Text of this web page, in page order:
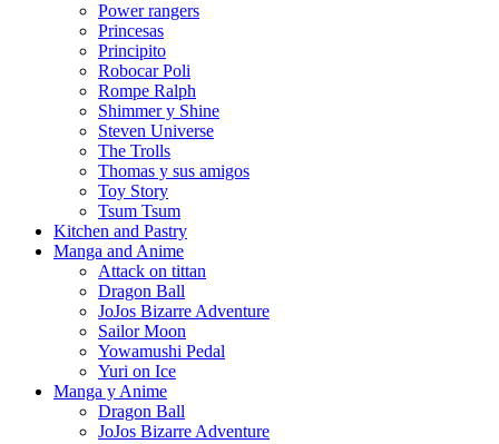
Power rangers
Princesas
Principito
Robocar Poli
Rompe Ralph
Shimmer y Shine
Steven Universe
The Trolls
Thomas y sus amigos
Toy Story
Tsum Tsum
Kitchen and Pastry
Manga and Anime
Attack on tittan
Dragon Ball
JoJos Bizarre Adventure
Sailor Moon
Yowamushi Pedal
Yuri on Ice
Manga y Anime
Dragon Ball
JoJos Bizarre Adventure